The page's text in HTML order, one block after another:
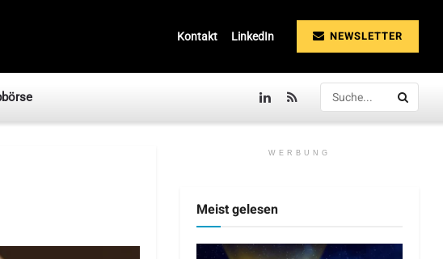
Kontakt LinkedIn NEWSLETTER
WERBUNG
Meist gelesen